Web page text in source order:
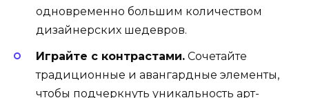
одновременно большим количеством
дизайнерских шедевров.
Играйте с контрастами. Сочетайте
традиционные и авангардные элементы,
чтобы подчеркнуть уникальность арт-